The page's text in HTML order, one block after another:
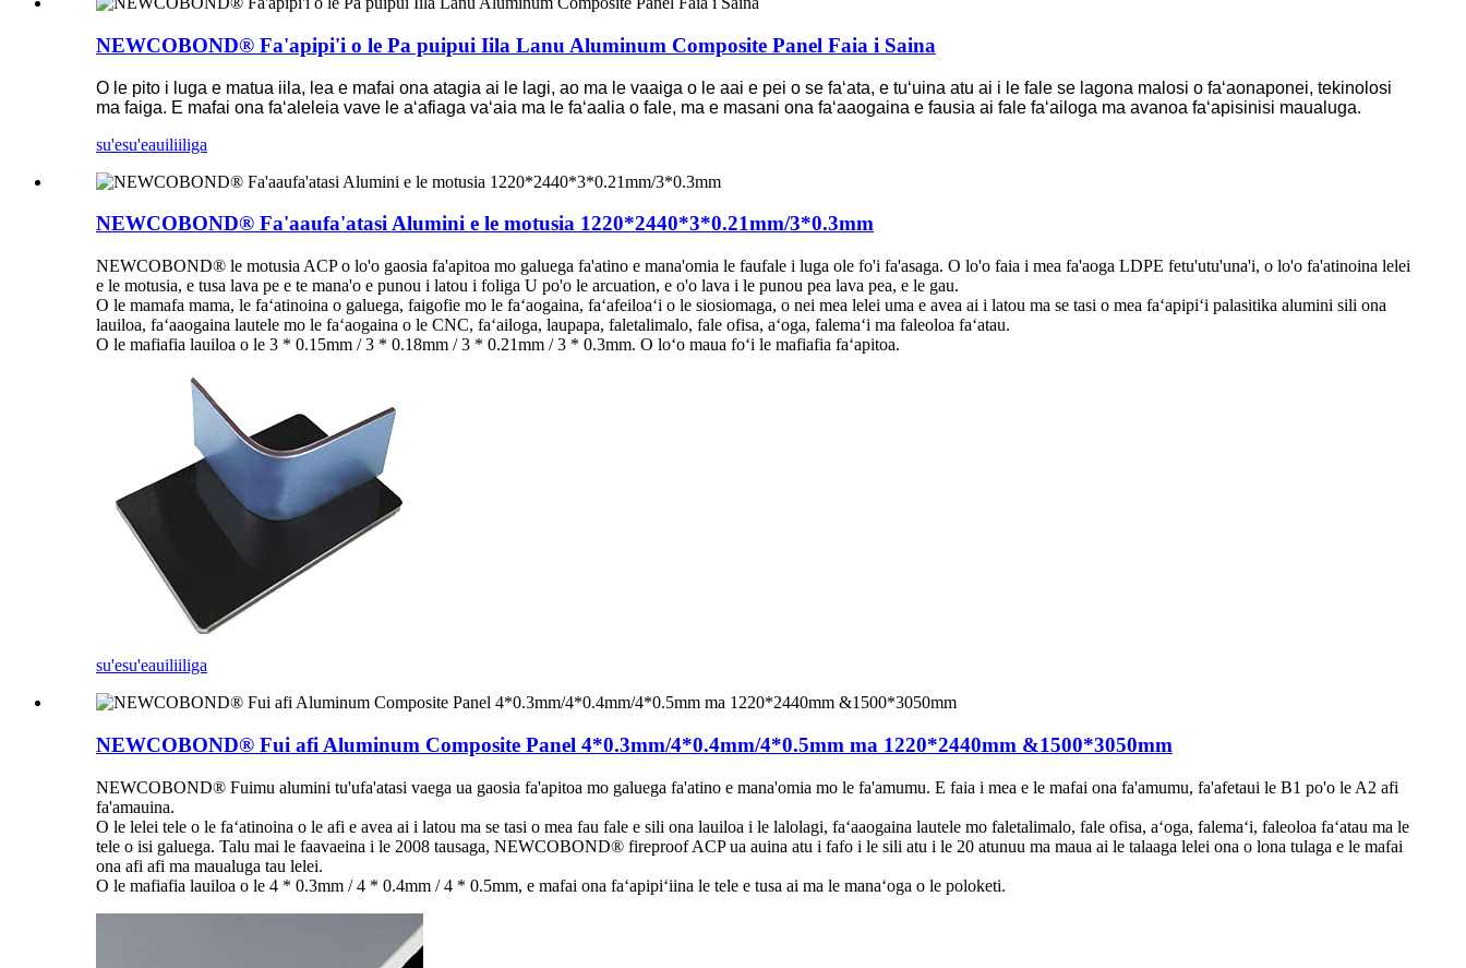
NEWCOBOND® Fa'apipi'i o le Pa puipui Iila Lanu Aluminum Composite Panel Faia i Saina
O le pito i luga e matua iila, lea e mafai ona atagia ai le lagi, ao ma le vaaiga o le aai e pei o se faʻata, e tuʻuina atu ai i le fale se lagona malosi o faʻaonaponei, tekinolosi
ma faiga. E mafai ona faʻaleleia vave le aʻafiaga vaʻaia ma le faʻaalia o fale, ma e masani ona faʻaaogaina e fausia ai fale faʻailoga ma avanoa faʻapisinisi maualuga.
su'esu'eauiliiliga
NEWCOBOND® Fa'aaufa'atasi Alumini e le motusia 1220*2440*3*0.21mm/3*0.3mm
NEWCOBOND® le motusia ACP o lo'o gaosia fa'apitoa mo galuega fa'atino e mana'omia le faufale i luga ole fo'i fa'asaga. O lo'o faia i mea fa'aoga LDPE fetu'utu'una'i, o lo'o fa'atinoina lelei
e le motusia, e tusa lava pe e te mana'o e punou i latou i foliga U po'o le arcuation, e o'o lava i le punou pea lava pea, e le gau.
O le mamafa mama, le faʻatinoina o galuega, faigofie mo le faʻaogaina, faʻafeiloaʻi o le siosiomaga, o nei mea lelei uma e avea ai i latou ma se tasi o mea faʻapipiʻi palasitika alumini sili ona
lauiloa, faʻaaogaina lautele mo le faʻaogaina o le CNC, faʻailoga, laupapa, faletalimalo, fale ofisa, aʻoga, falemaʻi ma faleoloa faʻatau.
O le mafiafia lauiloa o le 3 * 0.15mm / 3 * 0.18mm / 3 * 0.21mm / 3 * 0.3mm. O loʻo maua foʻi le mafiafia faʻapitoa.
su'esu'eauiliiliga
NEWCOBOND® Fui afi Aluminum Composite Panel 4*0.3mm/4*0.4mm/4*0.5mm ma 1220*2440mm &1500*3050mm
NEWCOBOND® Fuimu alumini tu'ufa'atasi vaega ua gaosia fa'apitoa mo galuega fa'atino e mana'omia mo le fa'amumu. E faia i mea e le mafai ona fa'amumu, fa'afetaui le B1 po'o le A2 afi
fa'amauina.
O le lelei tele o le faʻatinoina o le afi e avea ai i latou ma se tasi o mea fau fale e sili ona lauiloa i le lalolagi, faʻaaogaina lautele mo faletalimalo, fale ofisa, aʻoga, falemaʻi, faleoloa faʻatau ma le
tele o isi galuega. Talu mai le faavaeina i le 2008 tausaga, NEWCOBOND® fireproof ACP ua auina atu i fafo i le sili atu i le 20 atunuu ma maua ai le talaaga lelei ona o lona tulaga e le mafai
ona afi afi ma maualuga tau lelei.
O le mafiafia lauiloa o le 4 * 0.3mm / 4 * 0.4mm / 4 * 0.5mm, e mafai ona faʻapipiʻiina le tele e tusa ai ma le manaʻoga o le poloketi.